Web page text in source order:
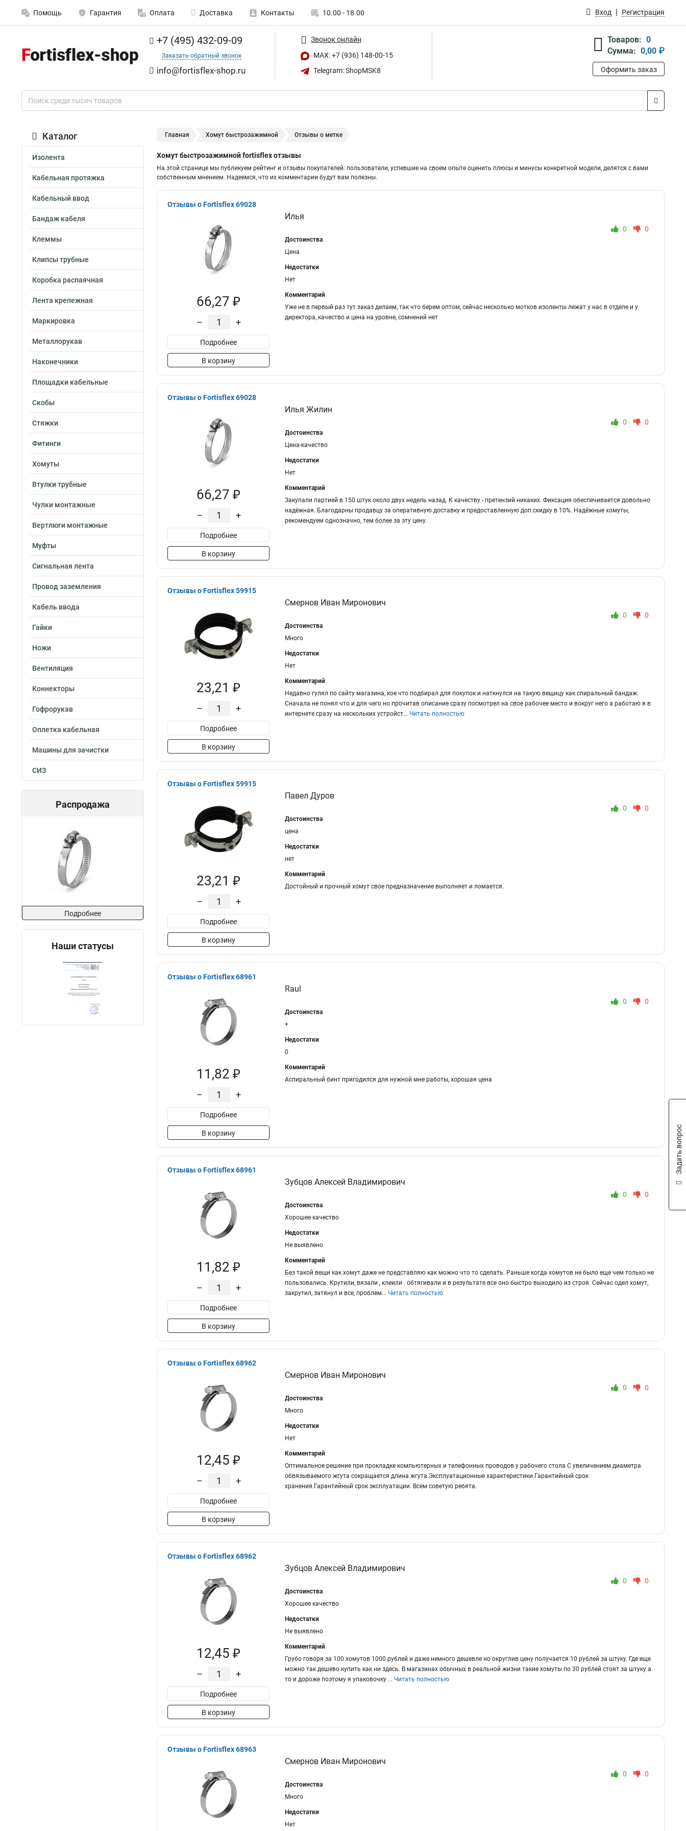
Помощь Гарантия Оплата Доставка Контакты 10.00 - 18.00 Вход Регистрация
+7 (495) 432-09-09
Заказать обратный звонок
info@fortisflex-shop.ru
Звонок онлайн
MAX: +7 (936) 148-00-15
Telegram: ShopMSK8
Товаров: 0
Сумма: 0,00 ₽
Оформить заказ
Каталог
Изолента
Кабельная протяжка
Кабельный ввод
Бандаж кабеля
Клеммы
Клипсы трубные
Коробка распаячная
Лента крепежная
Маркировка
Металлорукав
Наконечники
Площадки кабельные
Скобы
Стяжки
Фитинги
Хомуты
Втулки трубные
Чулки монтажные
Вертлюги монтажные
Муфты
Сигнальная лента
Провод заземления
Кабель ввода
Гайки
Ножи
Вентиляция
Коннекторы
Гофрорукав
Оплетка кабельная
Машины для зачистки
СИЗ
Распродажа
Подробнее
Наши статусы
Главная Хомут быстрозажимной Отзывы о метке
Хомут быстрозажимной fortisflex отзывы
На этой странице мы публикуем рейтинг и отзывы покупателей: пользователи, успевшие на своем опыте оценить плюсы и минусы конкретной модели, делятся с вами
собственным мнением. Надеемся, что их комментарии будут вам полезны.
Отзывы о Fortisflex 69028
66,27 ₽
– +
Подробнее
В корзину
Илья
0 0
Достоинства
Цена
Недостатки
Нет
Комментарий
Уже не в первый раз тут заказ делаем, так что берем оптом, сейчас несколько мотков изоленты лежат у нас в отделе и у
директора, качество и цена на уровне, сомнений нет
Отзывы о Fortisflex 69028
66,27 ₽
– +
Подробнее
В корзину
Илья Жилин
0 0
Достоинства
Цена-качество
Недостатки
Нет
Комментарий
Закупали партией в 150 штук около двух недель назад. К качеству - претензий никаких. Фиксация обеспечивается довольно
надёжная. Благодарны продавцу за оперативную доставку и предоставленную доп.скидку в 10%. Надёжные хомуты,
рекомендуем однозначно, тем более за эту цену.
Отзывы о Fortisflex 59915
23,21 ₽
– +
Подробнее
В корзину
Смернов Иван Миронович
0 0
Достоинства
Много
Недостатки
Нет
Комментарий
Недавно гулял по сайту магазина, кое что подбирал для покупок и наткнулся на такую вещицу как спиральный бандаж.
Сначала не понял что и для чего но прочитав описание сразу посмотрел на свое рабочее место и вокруг него а работаю я в
интернете сразу на нескольких устройст... Читать полностью
Отзывы о Fortisflex 59915
23,21 ₽
– +
Подробнее
В корзину
Павел Дуров
0 0
Достоинства
цена
Недостатки
нет
Комментарий
Достойный и прочный хомут свое предназначение выполняет и ломается.
Отзывы о Fortisflex 68961
11,82 ₽
– +
Подробнее
В корзину
Raul
0 0
Достоинства
+
Недостатки
0
Комментарий
Аспиральный бинт пригодился для нужной мне работы, хорошая цена
Отзывы о Fortisflex 68961
11,82 ₽
– +
Подробнее
В корзину
Зубцов Алексей Владимирович
0 0
Достоинства
Хорошее качество
Недостатки
Не выявлено
Комментарий
Без такой вещи как хомут даже не представляю как можно что то сделать. Раньше когда хомутов не было еще чем только не
пользовались. Крутили, вязали , клеили . обтягивали и в результате все оно быстро выходило из строя. Сейчас одел хомут,
закрутил, затянул и все, проблем... Читать полностью
Отзывы о Fortisflex 68962
12,45 ₽
– +
Подробнее
В корзину
Смернов Иван Миронович
0 0
Достоинства
Много
Недостатки
Нет
Комментарий
Оптимальное решение при прокладке компьютерных и телефонных проводов у рабочего стола С увеличением диаметра
обвязываемого жгута сокращается длина жгута.Эксплуатационные характеристики.Гарантийный срок
хранения.Гарантийный срок эксплуатации. Всем советую ребята.
Отзывы о Fortisflex 68962
12,45 ₽
– +
Подробнее
В корзину
Зубцов Алексей Владимирович
0 0
Достоинства
Хорошее качество
Недостатки
Не выявлено
Комментарий
Грубо говоря за 100 хомутов 1000 рублей и даже немного дешевле но округлив цену получается 10 рублей за штуку. Где еще
можно так дешево купить как ни здесь. В магазинах обычных в реальной жизни такие хомуты по 30 рублей стоят за штуку а
то и дороже поэтому я упаковочку ... Читать полностью
Отзывы о Fortisflex 68963
Смернов Иван Миронович
0 0
Достоинства
Много
Недостатки
Нет
Задать вопрос